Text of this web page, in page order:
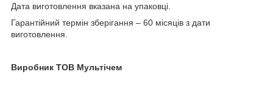
Дата виготовлення вказана на упаковці.
Гарантійний термін зберігання – 60 місяців з дати
виготовлення.
Виробник ТОВ Мультічем